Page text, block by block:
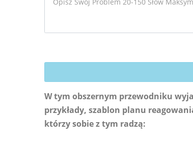
W tym obszernym przewodniku
przykłady, szablon planu
którzy sobie z tym radzą: